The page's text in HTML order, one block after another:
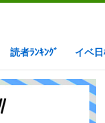
読者ﾗﾝｷﾝｸﾞ イベ